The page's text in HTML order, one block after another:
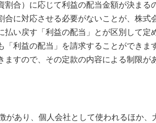
合）に応じて利益の配当金額が決ま
に対応させる必要がないことが、株式
い戻す「利益の配当」とが区別して定
利益の配当」を請求することができ
すので、その定款の内容による制限が
あり、個人会社として使われるほか